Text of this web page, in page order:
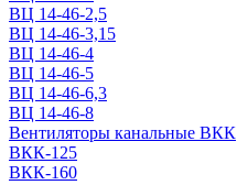
ВЦ 14-46-2,5
ВЦ 14-46-3,15
ВЦ 14-46-4
ВЦ 14-46-5
ВЦ 14-46-6,3
ВЦ 14-46-8
Вентиляторы канальные ВКК
ВКК-125
ВКК-160